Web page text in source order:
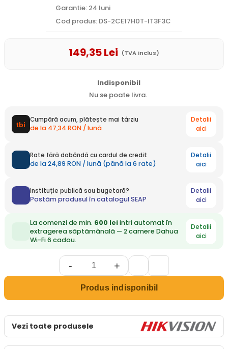
Garantie: 24 luni
Cod produs: DS-2CE17H0T-IT3F3C
149,35Lei (TVA inclus)
Indisponibil
Nu se poate livra.
Cumpără acum, plătește mai târziu
de la 47,34 RON / lună
Detalii
aici
Rate fără dobândă cu cardul de credit
de la 24,89 RON / lună (până la 6 rate)
Detalii
aici
Instituție publică sau bugetară?
Postăm produsul în catalogul SEAP
Detalii
aici
La comenzi de min. 600 leiintri automat în
extragerea săptămânală — 2 camere Dahua
Wi-Fi 6 cadou.
Detalii
aici
- +
Produs indisponibil
Vezi toate produsele